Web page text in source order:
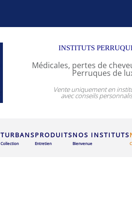
INSTITUTS
Médicales, pertes de
Perruques de
Vente uniquement en
avec conseils
TURBANS
Collection
PRODUITS
Entretien
NOS INSTITUTS
Bienvenue